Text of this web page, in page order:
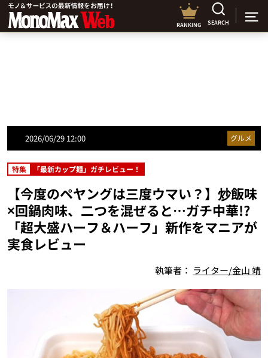
RANKING SEARCH
2026/06/29 12:00 グルメ
特集 「最新カップ麺」ガチレビュー！
【今度のペヤングは三度ウマい？】炒飯味
×回鍋肉味、二つを混ぜると…ガチ中華!?
「超大盛ハーフ＆ハーフ」新作をマニアが
実食レビュー
執筆者： ライター/金山 靖